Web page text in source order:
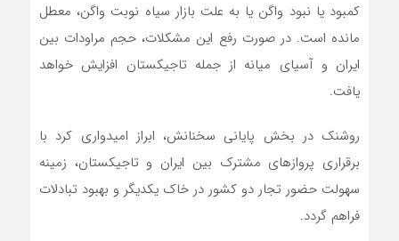
کمبود یا نبود واگن یا به علت بازار سیاه نوبت واگن، معطل
مانده است. در صورت رفع این مشکلات، حجم مراودات بین
ایران و آسیای میانه از جمله تاجیکستان افزایش خواهد
یافت.
روشنک در بخش پایانی سخنانش، ابراز امیدواری کرد با
برقراری پروازهای مشترک بین ایران و تاجیکستان، زمینه
سهولت حضور تجار دو کشور در خاک یکدیگر و بهبود تبادلات
فراهم گردد.